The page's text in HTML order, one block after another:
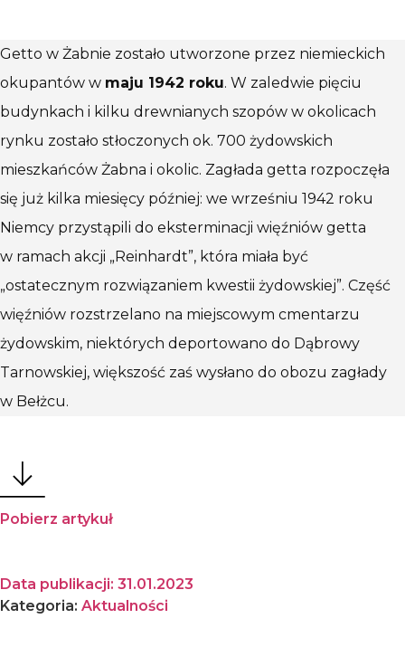
Getto w Żabnie zostało utworzone przez niemieckich
okupantów w maju 1942 roku. W zaledwie pięciu
budynkach i kilku drewnianych szopów w okolicach
rynku zostało stłoczonych ok. 700 żydowskich
mieszkańców Żabna i okolic. Zagłada getta rozpoczęła
się już kilka miesięcy później: we wrześniu 1942 roku
Niemcy przystąpili do eksterminacji więźniów getta
w ramach akcji „Reinhardt”, która miała być
„ostatecznym rozwiązaniem kwestii żydowskiej”. Część
więźniów rozstrzelano na miejscowym cmentarzu
żydowskim, niektórych deportowano do Dąbrowy
Tarnowskiej, większość zaś wysłano do obozu zagłady
w Bełżcu.
Pobierz artykuł
Data publikacji: 31.01.2023
Kategoria: Aktualności